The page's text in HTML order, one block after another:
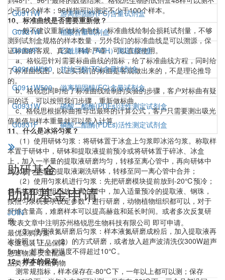
少于50个样本；96样指可以测定不少于100个样本。
10、标准曲线是否需要重新做？
一般不建议重新做标准曲线，标准曲线绘制会损耗试剂量，不够
测到试剂盒规格的样本数量，另外我们的标准曲线是可以溯源，保
证标曲的客观、真实、科学严谨，可以直接使用。
a、格锐思针对需要标曲曲线的指标，给了标准曲线方程，同时给
了标准曲线图，以证实我们的标曲是客观做出来的，不是理论推导
的。
b、格锐思同时给了标准曲线绘制的实验的步骤，客户对标曲有疑
问的话，可以按照我们步骤，重新做标曲。
c、格锐思根据标曲推导出最终的计算公式，客户只需要测出吸光
值差值与样本重量就可以带入计算。
11、什么是冰浴匀浆？
（1）使用研钵匀浆：将研钵置于冰盒上匀浆即冰浴匀浆。称取样
本置于研钵中，研钵和提取液提前预冷或将研钵置于碎冰、冰盒
上，加入一半量的提取液研磨均匀，转移至离心管中，再向研钵中
加入另一半量的提取液涮洗研钵，转移至同一离心管中合并；
（2）使用匀浆机进行匀浆：先把研磨模块提前放到-20℃预冷；
然后将称好的组织放入离心管中，加入适量预冷的提取液、钢珠，
按照匀浆机要求设定参数，进行研磨，动物植物组织都可以，对于
纤维含量高，难磨样本可以提高赫兹和延长时间。或者多次反复研
磨
（3）使用液氮研磨后匀浆：样本液氮研磨成粉后，加入提取液再
次按照（1）、（2）的方式研磨，或者放入超声波清洗仪300W超声
5min，超声全程温度不得超过10℃。
12、样本的保存
测常规指标，样本保存在-80℃下，一年以上都可以测；保存
G0911W
游离胆固醇(FC)含量试剂盒
G0921W
植酸含量试剂盒
G0930F
乙酰胆碱（ACH）测定试剂盒
G0910W500
甘油三酯(TG)含量试剂盒
G0911W500
游离胆固醇(FC)含量试剂盒
G0931W
磷酸二酯酶(PDEs)活性测定试剂盒
G0931F
磷酸二酯酶(PDEs)活性测定试剂盒
助研基金
助研基金申请
JOIN
*发表文章中注明苏州格锐思生物科技有限公司 即可申请。
最优采购方案
专业包装 正品保障
急速物流 安全配送
品类齐全 轻松购物